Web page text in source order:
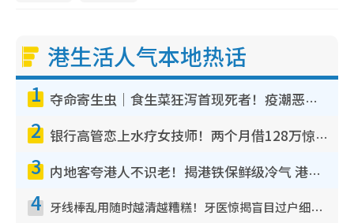
港生活人气本地热话
1 夺命寄生虫｜食生菜狂泻首现死者！疫潮恶化录1.8万宗病例 揭洗菜3大谬误
2 银行高管恋上水疗女技师！两个月借128万惊觉“沉船”沉落火海 揭背后疑似邪教操控卖淫
3 内地客夸港人不识老！揭港铁保鲜级冷气 港人求放过：别投诉
4 牙线棒乱用随时越清越糟糕！牙医惊揭盲目过户细菌恐致蛀牙：这种才是日常真保养